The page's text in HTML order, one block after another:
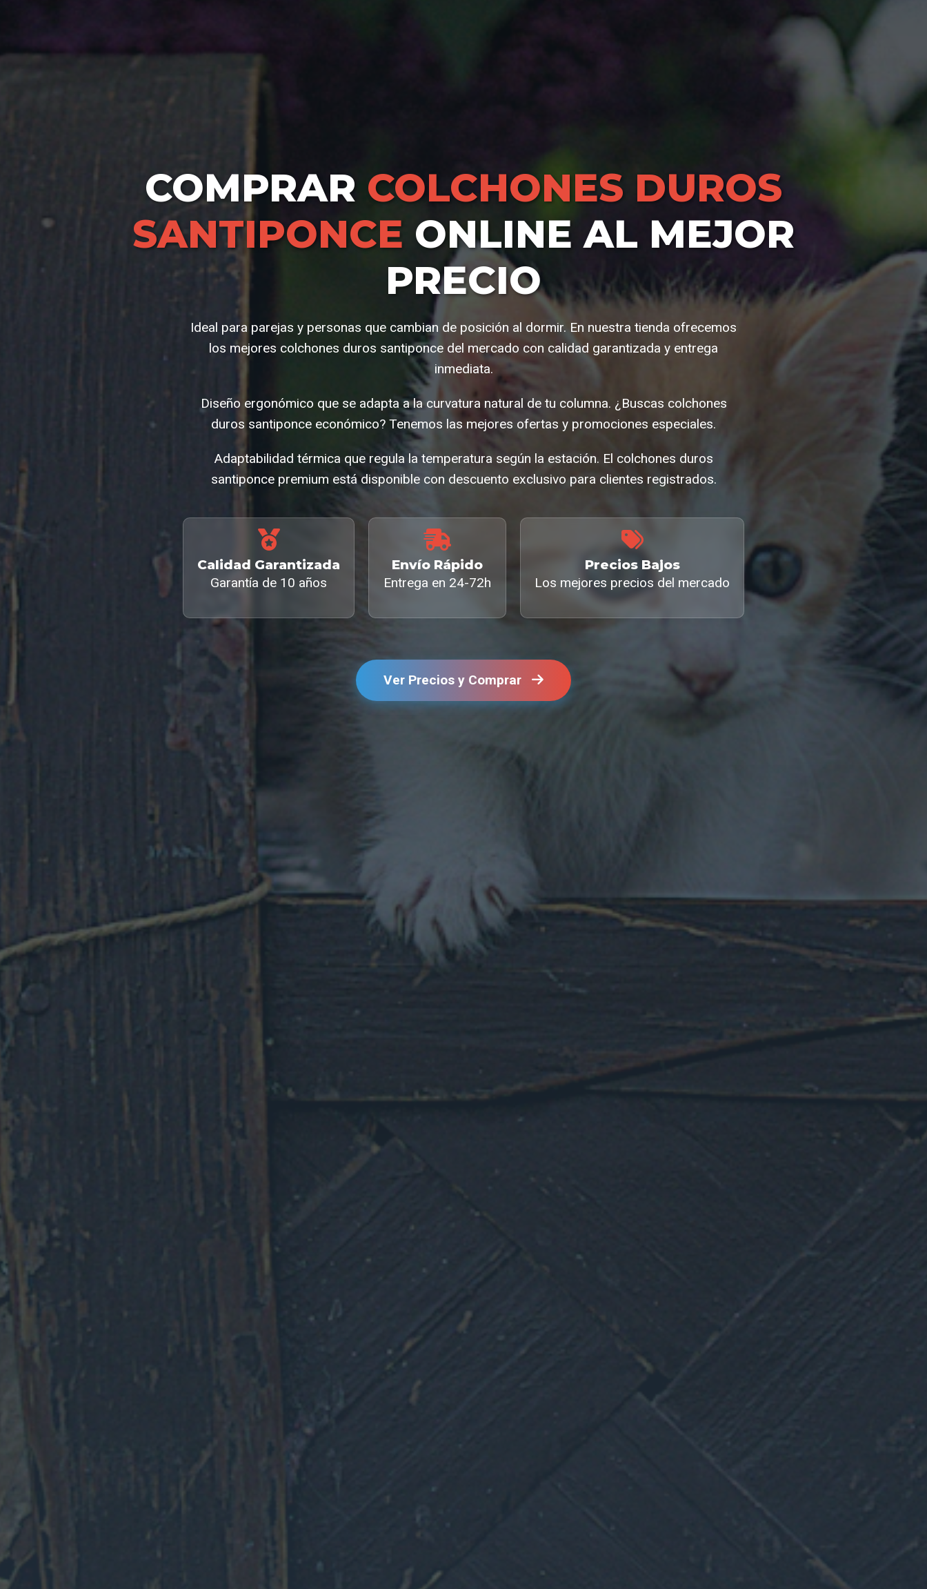
COMPRAR COLCHONES DUROS
SANTIPONCE ONLINE AL MEJOR
PRECIO
Ideal para parejas y personas que cambian de posición al dormir. En nuestra tienda ofrecemos
los mejores colchones duros santiponce del mercado con calidad garantizada y entrega
inmediata.
Diseño ergonómico que se adapta a la curvatura natural de tu columna. ¿Buscas colchones
duros santiponce económico? Tenemos las mejores ofertas y promociones especiales.
Adaptabilidad térmica que regula la temperatura según la estación. El colchones duros
santiponce premium está disponible con descuento exclusivo para clientes registrados.
Calidad Garantizada
Garantía de 10 años
Envío Rápido
Entrega en 24-72h
Precios Bajos
Los mejores precios del mercado
Ver Precios y Comprar